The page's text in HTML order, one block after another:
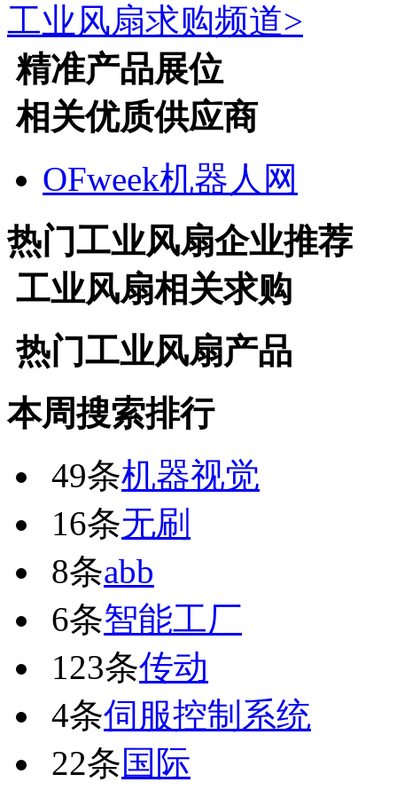
工业风扇求购频道>
精准产品展位
相关优质供应商
OFweek机器人网
热门工业风扇企业推荐
工业风扇相关求购
热门工业风扇产品
本周搜索排行
49条机器视觉
16条无刷
8条abb
6条智能工厂
123条传动
4条伺服控制系统
22条国际